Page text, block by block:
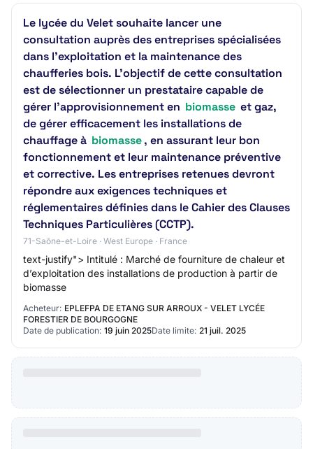
Le lycée du Velet souhaite lancer une
consultation auprès des entreprises spécialisées
dans l'exploitation et la maintenance des
chaufferies bois. L'objectif de cette consultation
est de sélectionner un prestataire capable de
gérer l’approvisionnement en biomasse et gaz,
de gérer efficacement les installations de
chauffage à biomasse, en assurant leur bon
fonctionnement et leur maintenance préventive
et corrective. Les entreprises retenues devront
répondre aux exigences techniques et
réglementaires définies dans le Cahier des Clauses
Techniques Particulières (CCTP).
71-Saône-et-Loire · West Europe · France
text-justify"> Intitulé : Marché de fourniture de chaleur et
d’exploitation des installations de production à partir de
biomasse
Acheteur: EPLEFPA DE ETANG SUR ARROUX - VELET LYCÉE
FORESTIER DE BOURGOGNE
Date de publication: 19 juin 2025Date limite: 21 juil. 2025